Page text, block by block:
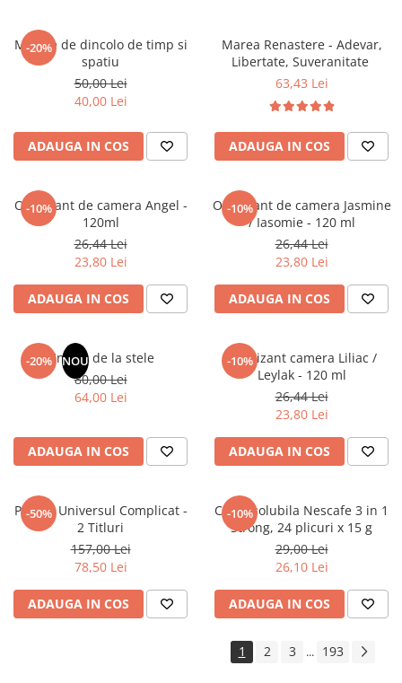
-20%
Mesaje de dincolo de timp si
spatiu
50,00 Lei
40,00 Lei
ADAUGA IN COS
Marea Renastere - Adevar,
Libertate, Suveranitate
63,43 Lei
ADAUGA IN COS
-10%
Odorizant de camera Angel -
120ml
26,44 Lei
23,80 Lei
ADAUGA IN COS
-10%
Odorizant de camera Jasmine
/ Iasomie - 120 ml
26,44 Lei
23,80 Lei
ADAUGA IN COS
-20% NOU
Un dar de la stele
80,00 Lei
64,00 Lei
ADAUGA IN COS
-10%
Odorizant camera Liliac /
Leylak - 120 ml
26,44 Lei
23,80 Lei
ADAUGA IN COS
-50%
Pachet Universul Complicat -
2 Titluri
157,00 Lei
78,50 Lei
ADAUGA IN COS
-10%
Cafea solubila Nescafe 3 in 1
Strong, 24 plicuri x 15 g
29,00 Lei
26,10 Lei
ADAUGA IN COS
1 2 3 ... 193